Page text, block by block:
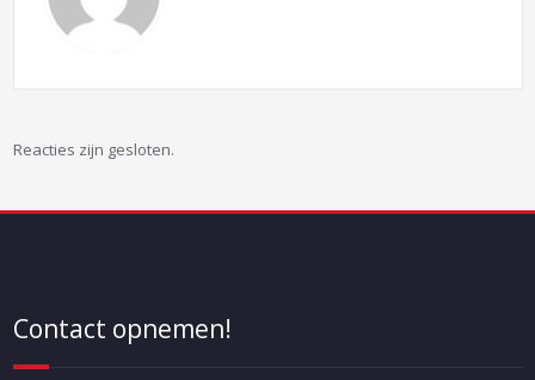
Reacties zijn gesloten.
Contact opnemen!